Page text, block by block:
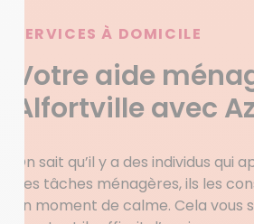
SERVICES À DOMICILE
Votre aide
Alfortville avec
On sait qu’il y a des individus qui
des tâches ménagères, ils les
un moment de calme. Cela vous